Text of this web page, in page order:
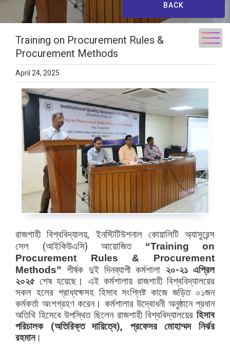
BACK
Training on Procurement Rules &
Procurement Methods
April 24, 2025
রাজশাহী বিশ্ববিদ্যালয়, ইনস্টিটিউশনাল কোয়ালিটি অ্যাসুরেন্স
সেল (আইকিউএসি) আয়োজিত “Training on
Procurement Rules & Procurement
Methods”শীর্ষক দুই দিনব্যাপী কর্মশালা ২০-২১ এপ্রিল
২০২৫ শেষ হয়েছে। এই কর্মশালায় রাজশাহী বিশ্ববিদ্যালয়ের
সকল হলের প্রাধ্যক্ষসহ হিসাব সংশ্লিষ্ট কাজে জড়িত ০১জন
কর্মকর্তা অংশগ্রহণ করেন। কর্মশালার উদ্বোধনী অনুষ্ঠানে প্রধান
অতিথি হিসেবে উপস্থিত ছিলেন রাজশাহী বিশ্ববিদ্যালয়ের হিসাব
পরিচালক (অতিরিক্ত দায়িত্বে), প্রফেসর মোহাম্মদ নির্ঝর
রহমান।